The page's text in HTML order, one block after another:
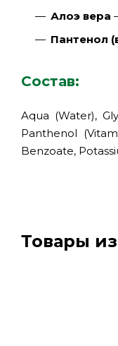
Алоэ вера
Пантенол
Состав:
Aqua (Water),
Panthenol
Benzoate,
Товары